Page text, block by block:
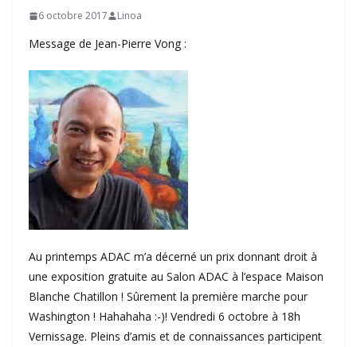
6 octobre 2017 Linoa
Message de Jean-Pierre Vong :
Au printemps ADAC m’a décerné un prix donnant droit à
une exposition gratuite au Salon ADAC à l’espace Maison
Blanche Chatillon ! Sûrement la première marche pour
Washington ! Hahahaha :-)! Vendredi 6 octobre à 18h
Vernissage. Pleins d’amis et de connaissances participent